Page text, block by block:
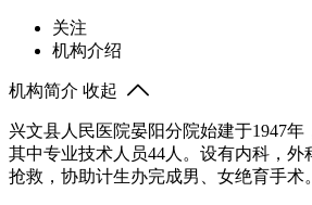
关注
机构介绍
机构简介 收起
兴文县人民医院晏阳分院始建于1947
其中专业技术人员44人。设有内科，
抢救，协助计生办完成男、女绝育手术